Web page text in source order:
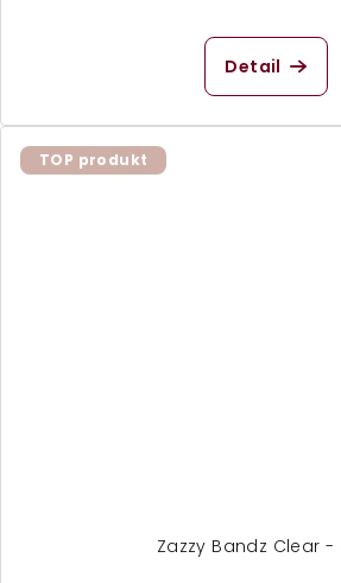
produktu
z
Detail
TOP produkt
Zazzy Bandz Clear -